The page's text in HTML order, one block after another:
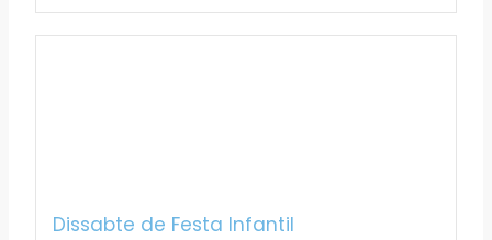
Dissabte de Festa Infantil